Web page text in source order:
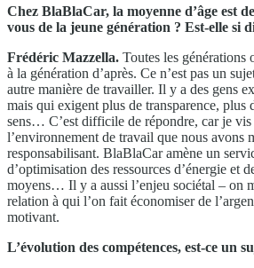
Chez BlaBlaCar, la moyenne d’âge est
vous de la jeune génération ? Est-elle si
Frédéric Mazzella. Toutes les générations
à la génération d’après. Ce n’est pas un
autre manière de travailler. Il y a des gens
mais qui exigent plus de transparence, plus
sens… C’est difficile de répondre, car je vis
l’environnement de travail que nous avons
responsabilisant. BlaBlaCar amène un
d’optimisation des ressources d’énergie et
moyens… Il y a aussi l’enjeu sociétal – on
relation à qui l’on fait économiser de
motivant.
L’évolution des compétences, est-ce un